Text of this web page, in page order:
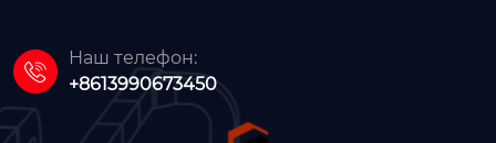

Наш телефон:
+8613990673450